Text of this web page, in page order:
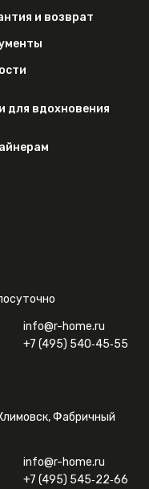
info@r-home.ru
+7 (495) 540‑45‑55
Фабричный
info@r-home.ru
+7 (495) 545‑22‑66
и возврат
для вдохновения